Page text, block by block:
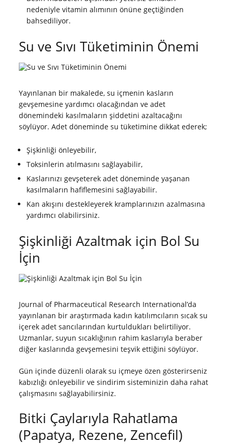
nedeniyle vitamin alımının önüne geçtiğinden
bahsediliyor.
Su ve Sıvı Tüketiminin Önemi
Yayınlanan bir makalede, su içmenin kasların
gevşemesine yardımcı olacağından ve adet
dönemindeki kasılmaların şiddetini azaltacağını
söylüyor. Adet döneminde su tüketimine dikkat ederek;
Şişkinliği önleyebilir,
Toksinlerin atılmasını sağlayabilir,
Kaslarınızı gevşeterek adet döneminde yaşanan
kasılmaların hafiflemesini sağlayabilir.
Kan akışını destekleyerek kramplarınızın azalmasına
yardımcı olabilirsiniz.
Şişkinliği Azaltmak için Bol Su
İçin
Journal of Pharmaceutical Research International’da
yayınlanan bir araştırmada kadın katılımcıların sıcak su
içerek adet sancılarından kurtuldukları belirtiliyor.
Uzmanlar, suyun sıcaklığının rahim kaslarıyla beraber
diğer kaslarında gevşemesini teşvik ettiğini söylüyor.
Gün içinde düzenli olarak su içmeye özen gösterirseniz
kabızlığı önleyebilir ve sindirim sisteminizin daha rahat
çalışmasını sağlayabilirsiniz.
Bitki Çaylarıyla Rahatlama
(Papatya, Rezene, Zencefil)